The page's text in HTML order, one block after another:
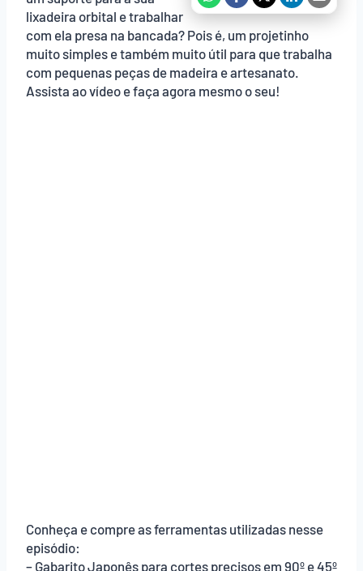
lixadeira orbital e trabalhar
com ela presa na bancada? Pois é, um projetinho
muito simples e também muito útil para que trabalha
com pequenas peças de madeira e artesanato.
Assista ao vídeo e faça agora mesmo o seu!
Conheça e compre as ferramentas utilizadas nesse
episódio:
– Gabarito Japonês para cortes precisos em 90º e 45º